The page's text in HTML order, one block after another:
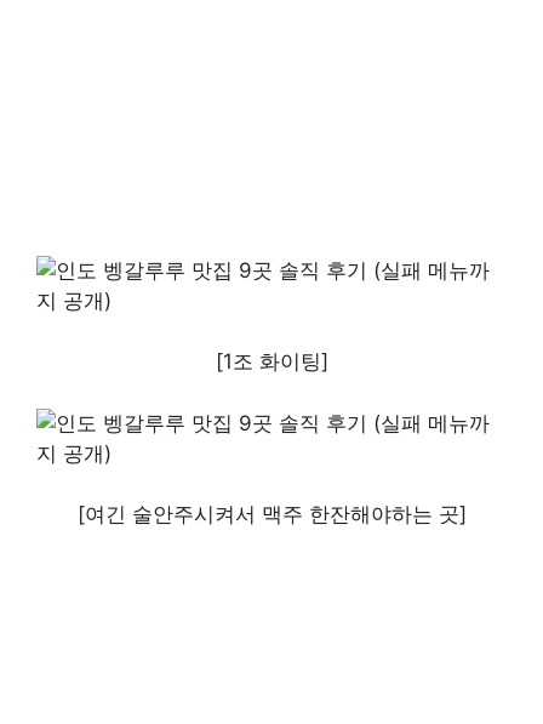
[1조 화이팅]
[여긴 술안주시켜서 맥주 한잔해야하는 곳]